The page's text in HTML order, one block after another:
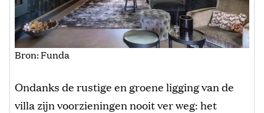
Bron: Funda
Ondanks de rustige en groene ligging van de
villa zijn voorzieningen nooit ver weg: het